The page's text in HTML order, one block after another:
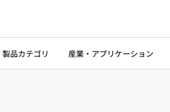
製品カテゴリ 産業・アプリケーション